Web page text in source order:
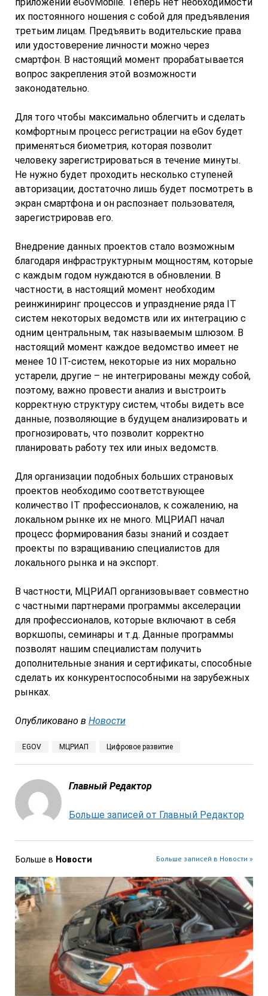
их постоянного ношения с собой для предъявления
третьим лицам. Предъявить водительские права
или удостоверение личности можно через
смартфон. В настоящий момент прорабатывается
вопрос закрепления этой возможности
законодательно.
Для того чтобы максимально облегчить и сделать
комфортным процесс регистрации на eGov будет
применяться биометрия, которая позволит
человеку зарегистрироваться в течение минуты.
Не нужно будет проходить несколько ступеней
авторизации, достаточно лишь будет посмотреть в
экран смартфона и он распознает пользователя,
зарегистрировав его.
Внедрение данных проектов стало возможным
благодаря инфраструктурным мощностям, которые
с каждым годом нуждаются в обновлении. В
частности, в настоящий момент необходим
реинжиниринг процессов и упразднение ряда IT
систем некоторых ведомств или их интеграцию с
одним центральным, так называемым шлюзом. В
настоящий момент каждое ведомство имеет не
менее 10 IT-систем, некоторые из них морально
устарели, другие – не интегрированы между собой,
поэтому, важно провести анализ и выстроить
корректную структуру систем, чтобы видеть все
данные, позволяющие в будущем анализировать и
прогнозировать, что позволит корректно
планировать работу тех или иных ведомств.
Для организации подобных больших страновых
проектов необходимо соответствующее
количество IT профессионалов, к сожалению, на
локальном рынке их не много. МЦРИАП начал
процесс формирования базы знаний и создает
проекты по взращиванию специалистов для
локального рынка и на экспорт.
В частности, МЦРИАП организовывает совместно
с частными партнерами программы акселерации
для профессионалов, которые включают в себя
воркшопы, семинары и т.д. Данные программы
позволят нашим специалистам получить
дополнительные знания и сертификаты, способные
сделать их конкурентоспособными на зарубежных
рынках.
Опубликовано в Новости
EGOV МЦРИАП Цифровое развитие
Главный Редактор
Больше записей от Главный Редактор
Больше в Новости Больше записей в Новости »